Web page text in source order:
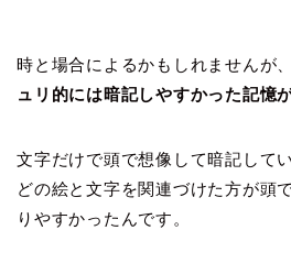
時と場合によるかもしれませんが、
ュリ的には暗記しやすかった記憶
文字だけで頭で想像して暗記して
どの絵と文字を関連づけた方が頭
りやすかったんです。